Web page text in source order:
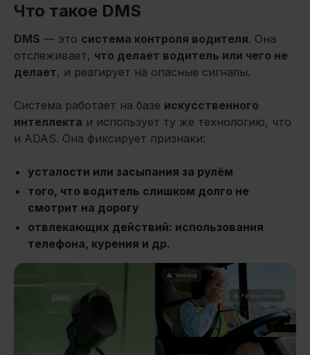
Что такое DMS
DMS — это система контроля водителя. Она
отслеживает, что делает водитель или чего не
делает, и реагирует на опасные сигналы.
Система работает на базе искусственного
интеллекта и использует ту же технологию, что
и ADAS. Она фиксирует признаки:
усталости или засыпания за рулём
того, что водитель слишком долго не
смотрит на дорогу
отвлекающих действий: использования
телефона, курения и др.